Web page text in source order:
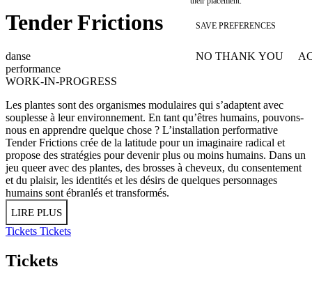
Tender Frictions
danse
performance
WORK-IN-PROGRESS
Les plantes sont des organismes modulaires qui s’adaptent avec
souplesse à leur environnement. En tant qu’êtres humains, pouvons-
nous en apprendre quelque chose ? L’installation performative
Tender Frictions crée de la latitude pour un imaginaire radical et
propose des stratégies pour devenir plus ou moins humains. Dans un
jeu queer avec des plantes, des brosses à cheveux, du consentement
et du plaisir, les identités et les désirs de quelques personnages
humains sont ébranlés et transformés.
LIRE PLUS
Tickets Tickets
Tickets
SAVE PREFERENCES
NO THANK YOU
WITHDRAW